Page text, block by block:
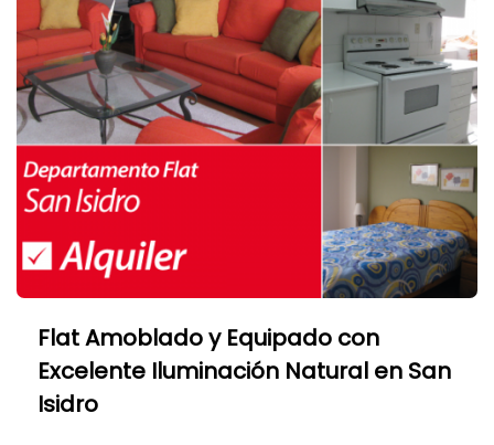
Flat Amoblado y Equipado con
Excelente Iluminación Natural en San
Isidro